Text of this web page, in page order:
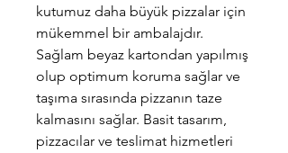
kutumuz daha büyük pizzalar için
mükemmel bir ambalajdır.
Sağlam beyaz kartondan yapılmış
olup optimum koruma sağlar ve
taşıma sırasında pizzanın taze
kalmasını sağlar. Basit tasarım,
pizzacılar ve teslimat hizmetleri